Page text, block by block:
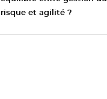
risque et agilité ?